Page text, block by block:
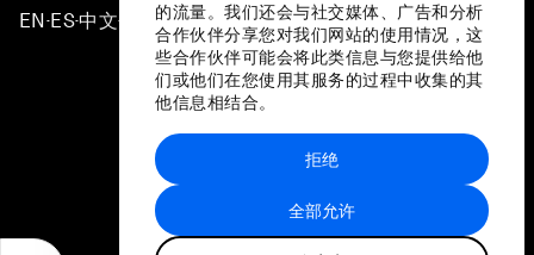
的流量。我们还会与社交媒体、广告和分析
合作伙伴分享您对我们网站的使用情况，这
些合作伙伴可能会将此类信息与您提供给他
们或他们在您使用其服务的过程中收集的其
他信息相结合。
全部允许
拒绝
EN ▪ES▪中文▪ 日本語
站点地图